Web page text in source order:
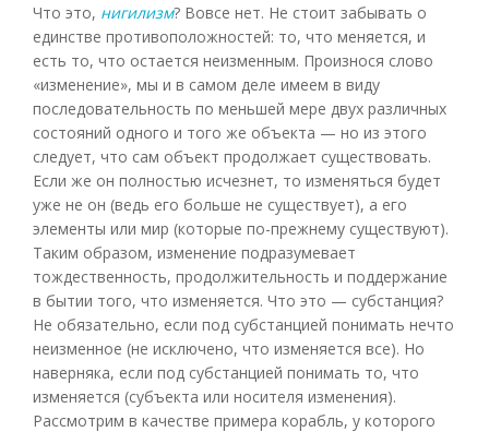
Что это, нигилизм? Вовсе нет. Не стоит забывать о
единстве противоположностей: то, что меняется, и
есть то, что остается неизменным. Произнося слово
«изменение», мы и в самом деле имеем в виду
последовательность по меньшей мере двух различных
состояний одного и того же объекта — но из этого
следует, что сам объект продолжает существовать.
Если же он полностью исчезнет, то изменяться будет
уже не он (ведь его больше не существует), а его
элементы или мир (которые по-прежнему существуют).
Таким образом, изменение подразумевает
тождественность, продолжительность и поддержание
в бытии того, что изменяется. Что это — субстанция?
Не обязательно, если под субстанцией понимать нечто
неизменное (не исключено, что изменяется все). Но
наверняка, если под субстанцией понимать то, что
изменяется (субъекта или носителя изменения).
Рассмотрим в качестве примера корабль, у которого